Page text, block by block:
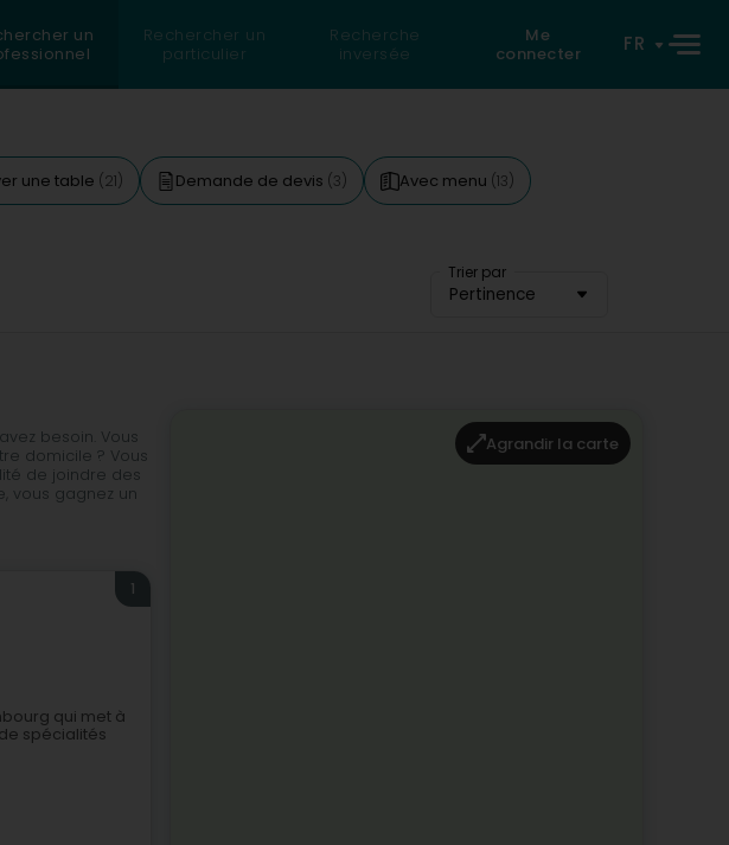
un
Rechercher un
particulier
Recherche
inversée
Me
connecter
FR
une table (21) Demande de devis (3) Avec menu (13)
Trier par
Pertinence
besoin. Vous
domicile ? Vous
de joindre des
vous gagnez un
1
qui met à
spécialités
Agrandir la carte